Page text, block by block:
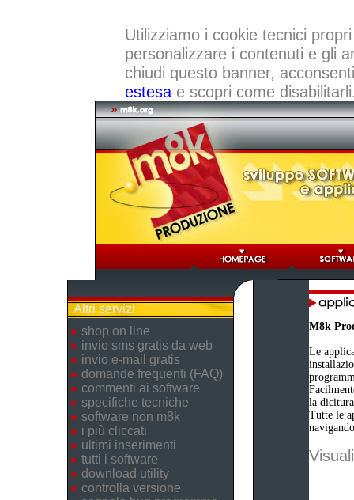
Utilizziamo i cookie tecnici
personalizzare i contenuti e gli
chiudi questo banner,
estesae scopri come
Altri servizi
shop on line
invio sms gratis da web
invio e-mail gratis
domande frequenti (FAQ)
commenti ai software
specifiche tecniche
software non m8k
i più cliccati
ultimi inserimenti
tutti i software
download utility
controlla versione
M8k
Le
la
Tutte le